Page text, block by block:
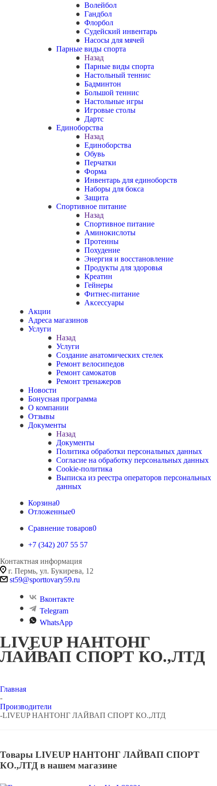
Волейбол
Гандбол
Флорбол
Судейский инвентарь
Насосы для мячей
Парные виды спорта
Назад
Парные виды спорта
Настольный теннис
Бадминтон
Большой теннис
Настольные игры
Игровые столы
Дартс
Единоборства
Назад
Единоборства
Обувь
Перчатки
Форма
Инвентарь для единоборств
Наборы для бокса
Защита
Спортивное питание
Назад
Спортивное питание
Аминокислоты
Протеины
Похудение
Энергия и восстановление
Продукты для здоровья
Креатин
Гейнеры
Фитнес-питание
Аксессуары
Акции
Адреса магазинов
Услуги
Назад
Услуги
Создание анатомических стелек
Ремонт велосипедов
Ремонт самокатов
Ремонт тренажеров
Новости
Бонусная программа
О компании
Отзывы
Документы
Назад
Документы
Политика обработки персональных данных
Согласие на обработку персональных данных
Cookie-политика
Выписка из реестра операторов персональных
данных
Корзина0
Отложенные0
Сравнение товаров0
+7 (342) 207 55 57
Контактная информация
г. Пермь, ул. Букирева, 12
st59@sporttovary59.ru
Вконтакте
Telegram
WhatsApp
LIVEUP НАНТОНГ
ЛАЙВАП СПОРТ КО.,ЛТД
Главная
-
Производители
-LIVEUP НАНТОНГ ЛАЙВАП СПОРТ КО.,ЛТД
Товары LIVEUP НАНТОНГ ЛАЙВАП СПОРТ
КО.,ЛТД в нашем магазине